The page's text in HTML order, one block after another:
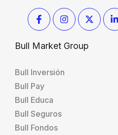
Bull Market Group
Bull Inversión
Bull Pay
Bull Educa
Bull Seguros
Bull Fondos